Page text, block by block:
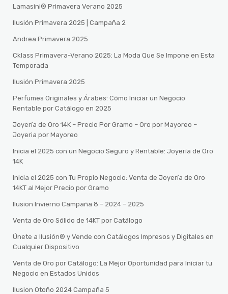
Lamasini® Primavera Verano 2025
Ilusión Primavera 2025 | Campaña 2
Andrea Primavera 2025
Cklass Primavera-Verano 2025: La Moda Que Se Impone en Esta
Temporada
Ilusión Primavera 2025
Perfumes Originales y Árabes: Cómo Iniciar un Negocio
Rentable por Catálogo en 2025
Joyería de Oro 14K – Precio Por Gramo – Oro por Mayoreo –
Joyeria por Mayoreo
Inicia el 2025 con un Negocio Seguro y Rentable: Joyería de Oro
14K
Inicia el 2025 con Tu Propio Negocio: Venta de Joyería de Oro
14KT al Mejor Precio por Gramo
Ilusion Invierno Campaña 8 – 2024 – 2025
Venta de Oro Sólido de 14KT por Catálogo
Únete a Ilusión® y Vende con Catálogos Impresos y Digitales en
Cualquier Dispositivo
Venta de Oro por Catálogo: La Mejor Oportunidad para Iniciar tu
Negocio en Estados Unidos
Ilusion Otoño 2024 Campaña 5